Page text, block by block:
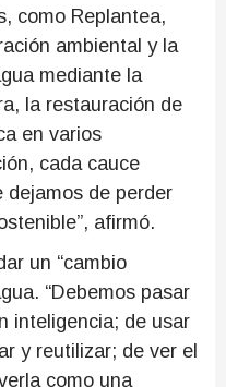
como Replantea,
ambiental y la
mediante la
la restauración de
en varios
cada cauce
dejamos de perder
afirmó.
un “cambio
“Debemos pasar
inteligencia; de usar
y reutilizar; de ver el
como una